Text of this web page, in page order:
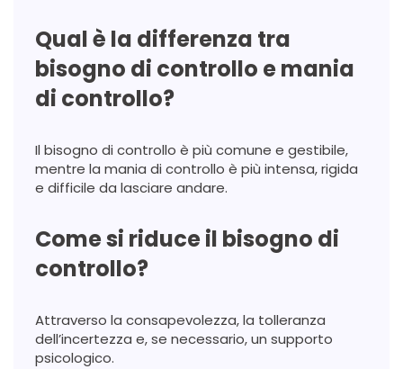
Qual è la differenza tra
bisogno di controllo e mania
di controllo?
Il bisogno di controllo è più comune e gestibile,
mentre la mania di controllo è più intensa, rigida
e difficile da lasciare andare.
Come si riduce il bisogno di
controllo?
Attraverso la consapevolezza, la tolleranza
dell’incertezza e, se necessario, un supporto
psicologico.